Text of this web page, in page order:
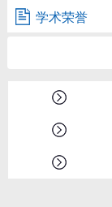
学生信息
教师博客
学术荣誉